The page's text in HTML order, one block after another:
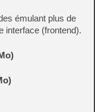
émulant plus de
interface (frontend).